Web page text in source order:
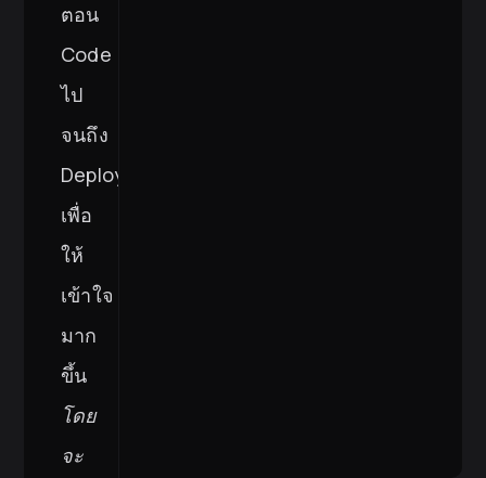
ตอน
Code
ไป
จนถึง
Deploy
เพื่อ
ให้
เข้าใจ
มาก
ขึ้น
โดย
จะ